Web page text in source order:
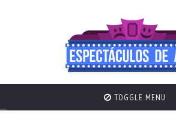
TOGGLE MENU